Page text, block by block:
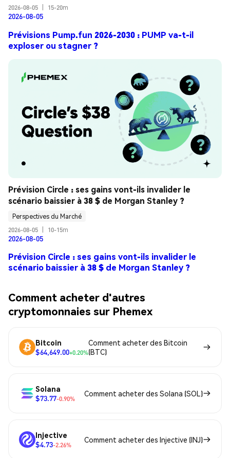
2026-08-05
15-20m
2026-08-05
Prévisions Pump.fun 2026-2030 : PUMP va-t-il
exploser ou stagner ?
Prévision Circle : ses gains vont-ils invalider le
scénario baissier à 38 $ de Morgan Stanley ?
Perspectives du Marché
2026-08-05
10-15m
2026-08-05
Prévision Circle : ses gains vont-ils invalider le
scénario baissier à 38 $ de Morgan Stanley ?
Comment acheter d'autres
cryptomonnaies sur Phemex
Bitcoin
$64,649.00+0.20%
Comment acheter des Bitcoin
(BTC)
Solana
$73.77-0.90%
Comment acheter des Solana (SOL)
Injective
$4.73-2.26%
Comment acheter des Injective (INJ)